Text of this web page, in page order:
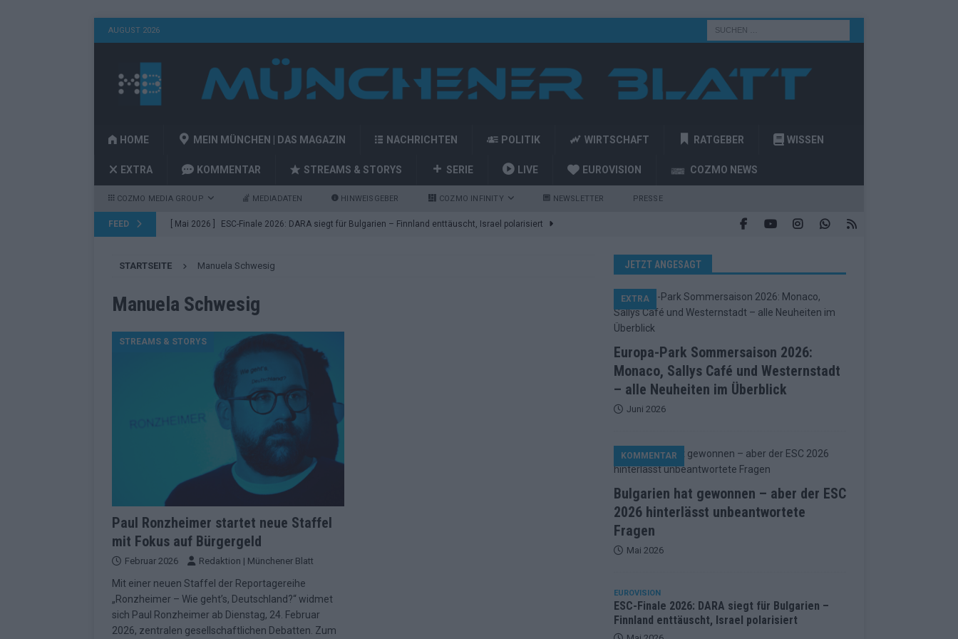
AUGUST 2026
HOME MEIN MÜNCHEN | DAS MAGAZIN NACHRICHTEN POLITIK WIRTSCHAFT RATGEBER WISSEN
EXTRA KOMMENTAR STREAMS & STORYS SERIE LIVE EUROVISION COZMO NEWS
COZMO MEDIA GROUP MEDIADATEN HINWEISGEBER COZMO INFINITY NEWSLETTER PRESSE
FEED [ Mai 2026 ] ESC-Finale 2026: DARA siegt für Bulgarien – Finnland enttäuscht, Israel polarisiert
[ Mai 2026 ] ESC 2026 Finale: JJ mit Mozart-Eröffnung, Eurovision-Allstars und Parov Stelar als Interval
Acts EUROVISION
kommt EUROVISION
[ Mai 2026 ] Eurovision 2026: Der große Finale-Check – alle 25 Acts und ihre Siegchancen
KOMMENTAR
[ Mai 2026 ] Von Lugano bis Wien: Wie der ESC in 70 Jahren sein Abstimmungssystem immer wieder
neu erfunden hat EUROVISION
Eurovision 2026: Das sind alle 26 Finalteilnehmer für den großen Abend in Wien
EUROVISION
KOMMENTAR
[ Mai 2026 ] ESC 2026: Diese zehn Länder sehen die Buchmacher im Finale
[ Juni 2026 ] Europa-Park Sommersaison 2026: Monaco, Sallys Café und Westernstadt – alle Neuheiten
im Überblick EXTRA
[ Mai 2026 ] Bulgarien hat gewonnen – aber der ESC 2026 hinterlässt unbeantwortete Fragen
STARTSEITE Manuela Schwesig
Manuela Schwesig
STREAMS & STORYS
Paul Ronzheimer startet neue Staffel
mit Fokus auf Bürgergeld
Februar 2026 Redaktion | Münchener Blatt
Mit einer neuen Staffel der Reportagereihe
„Ronzheimer – Wie geht’s, Deutschland?“ widmet
sich Paul Ronzheimer ab Dienstag, 24. Februar
2026, zentralen gesellschaftlichen Debatten. Zum
JETZT ANGESAGT
Europa-Park Sommersaison 2026:
Monaco, Sallys Café und Westernstadt
– alle Neuheiten im Überblick
EXTRA
Juni 2026
Bulgarien hat gewonnen – aber der ESC
2026 hinterlässt unbeantwortete
Fragen
KOMMENTAR
Mai 2026
EUROVISION
ESC-Finale 2026: DARA siegt für Bulgarien –
Finnland enttäuscht, Israel polarisiert